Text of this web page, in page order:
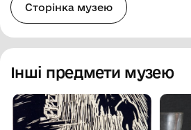
Сторінка музею
Інші предмети музею